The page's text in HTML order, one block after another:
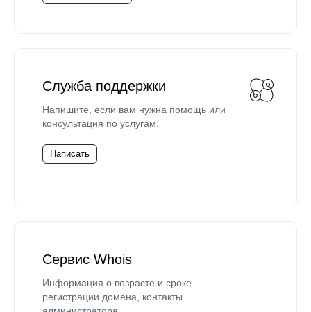
Служба поддержки
Напишите, если вам нужна помощь или
консультация по услугам.
Написать
Сервис Whois
Информация о возрасте и сроке
регистрации домена, контакты